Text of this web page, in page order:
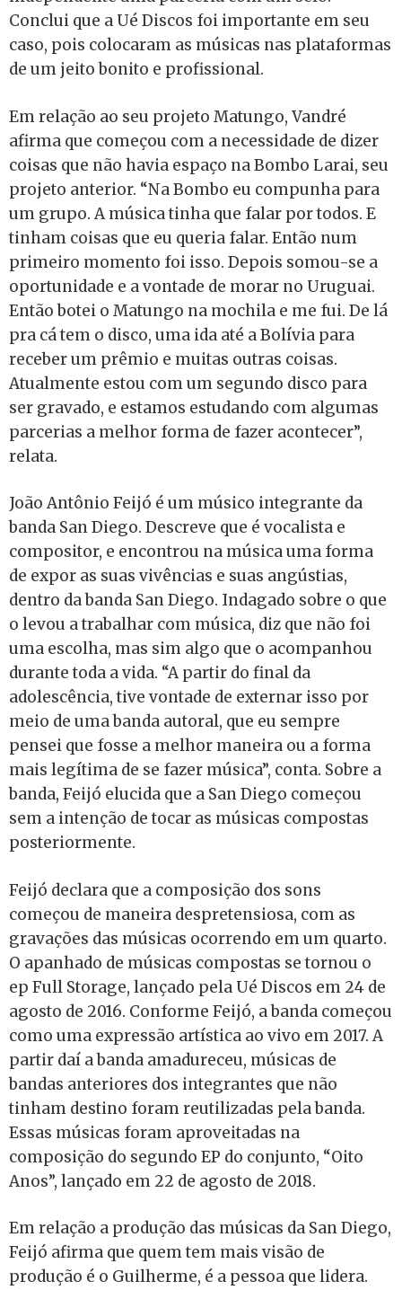
Conclui que a Ué Discos foi importante em seu
caso, pois colocaram as músicas nas plataformas
de um jeito bonito e profissional.
Em relação ao seu projeto Matungo, Vandré
afirma que começou com a necessidade de dizer
coisas que não havia espaço na Bombo Larai, seu
projeto anterior. “Na Bombo eu compunha para
um grupo. A música tinha que falar por todos. E
tinham coisas que eu queria falar. Então num
primeiro momento foi isso. Depois somou-se a
oportunidade e a vontade de morar no Uruguai.
Então botei o Matungo na mochila e me fui. De lá
pra cá tem o disco, uma ida até a Bolívia para
receber um prêmio e muitas outras coisas.
Atualmente estou com um segundo disco para
ser gravado, e estamos estudando com algumas
parcerias a melhor forma de fazer acontecer”,
relata.
João Antônio Feijó é um músico integrante da
banda San Diego. Descreve que é vocalista e
compositor, e encontrou na música uma forma
de expor as suas vivências e suas angústias,
dentro da banda San Diego. Indagado sobre o que
o levou a trabalhar com música, diz que não foi
uma escolha, mas sim algo que o acompanhou
durante toda a vida. “A partir do final da
adolescência, tive vontade de externar isso por
meio de uma banda autoral, que eu sempre
pensei que fosse a melhor maneira ou a forma
mais legítima de se fazer música”, conta. Sobre a
banda, Feijó elucida que a San Diego começou
sem a intenção de tocar as músicas compostas
posteriormente.
Feijó declara que a composição dos sons
começou de maneira despretensiosa, com as
gravações das músicas ocorrendo em um quarto.
O apanhado de músicas compostas se tornou o
ep Full Storage, lançado pela Ué Discos em 24 de
agosto de 2016. Conforme Feijó, a banda começou
como uma expressão artística ao vivo em 2017. A
partir daí a banda amadureceu, músicas de
bandas anteriores dos integrantes que não
tinham destino foram reutilizadas pela banda.
Essas músicas foram aproveitadas na
composição do segundo EP do conjunto, “Oito
Anos”, lançado em 22 de agosto de 2018.
Em relação a produção das músicas da San Diego,
Feijó afirma que quem tem mais visão de
produção é o Guilherme, é a pessoa que lidera.